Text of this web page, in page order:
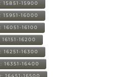
15851-15900
15951-16000
16051-16100
16200
16251-16300
16351-16400
16451-16500